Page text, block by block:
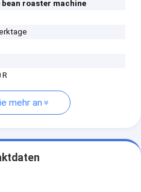
roaster machine
R
mehr an